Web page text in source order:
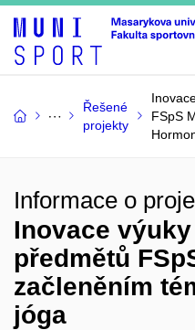
Řešené
projekty
FSpS
Informace o
Inovace
předmětů
začleněním
jóga